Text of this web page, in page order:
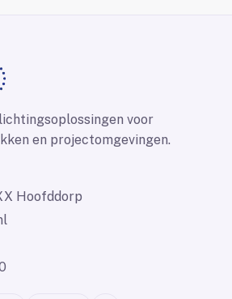
voor
en projectomgevingen.
Hoofddorp